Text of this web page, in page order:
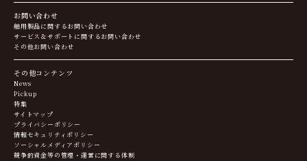
お問い合わせ
舶用製品に関するお問い合わせ
サービス＆サポートに関するお問い合わせ
その他お問い合わせ
その他コンテンツ
News
Pickup
特集
サイトマップ
プライバシーポリシー
情報セキュリティポリシー
ソーシャルメディアポリシー
競争的資金等の管理・運営に関する体制